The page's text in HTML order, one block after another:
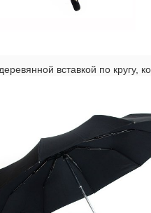
вставкой по кругу,